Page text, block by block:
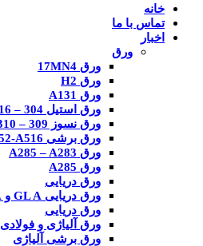
خانه
تماس با ما
اخبار
ورق
ورق 17MN4
ورق H2
ورق A131
ورق استیل 304 – 316
ورق نسوز 309 – 310
ورق برشی ST52-A516
ورق A285 – A283
ورق A285
ورق دریایی
ورق دریایی GL A و LR A
ورق دریایی
ورق آلیاژی و فولادی
ورق برشی آلیاژی